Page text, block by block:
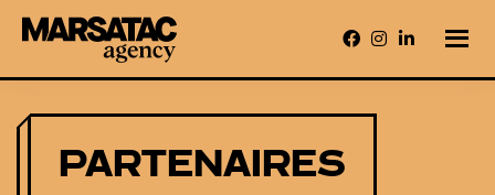
contenu
Marsatac
pour
PARTENAIRES